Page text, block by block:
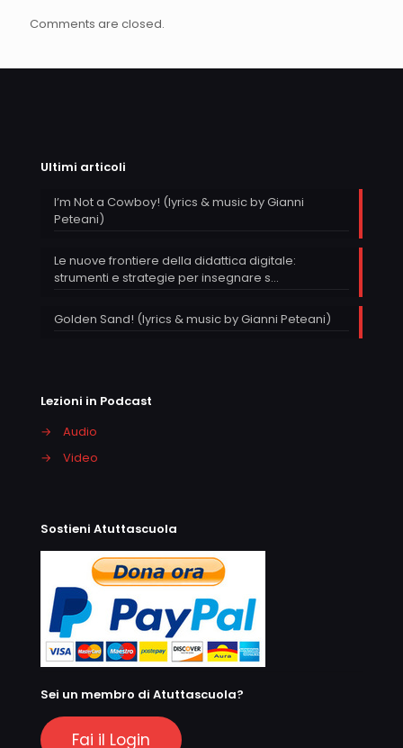
Comments are closed.
Ultimi articoli
I’m Not a Cowboy! (lyrics & music by Gianni
Peteani)
Le nuove frontiere della didattica digitale:
strumenti e strategie per insegnare s…
Golden Sand! (lyrics & music by Gianni Peteani)
Lezioni in Podcast
→
Audio
→
Video
Sostieni Atuttascuola
Sei un membro di Atuttascuola?
Fai il Login